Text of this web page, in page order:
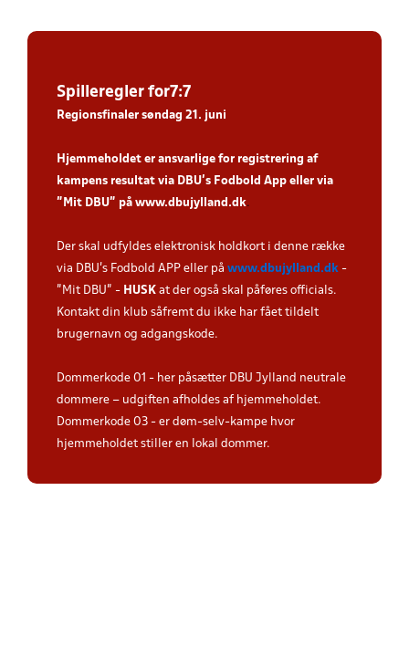
Spilleregler for7:7
Regionsfinaler søndag 21. juni
Hjemmeholdet er ansvarlige for registrering af
kampens resultat via DBU’s Fodbold App eller via
”Mit DBU” på www.dbujylland.dk.
Der skal udfyldes elektronisk holdkort i denne række
via DBU's Fodbold APP eller på www.dbujylland.dk -
"Mit DBU" - HUSK at der også skal påføres officials.
Kontakt din klub såfremt du ikke har fået tildelt
brugernavn og adgangskode.
Dommerkode 01 - her påsætter DBU Jylland neutrale
dommere – udgiften afholdes af hjemmeholdet.
Dommerkode 03 - er døm-selv-kampe hvor
hjemmeholdet stiller en lokal dommer.